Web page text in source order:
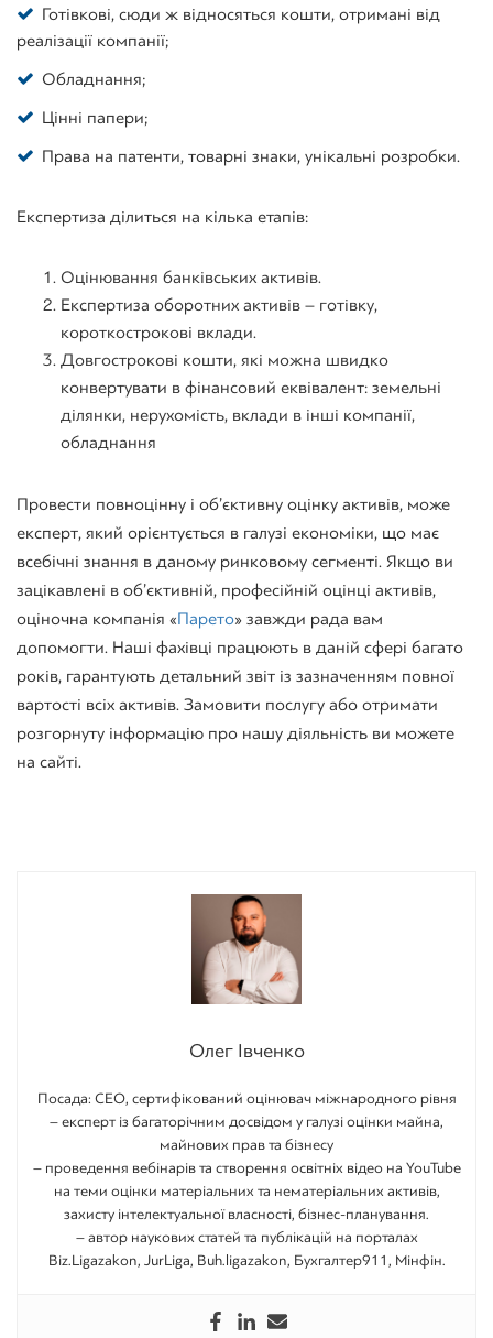
Готівкові, сюди ж відносяться кошти, отримані від
реалізації компанії;
Обладнання;
Цінні папери;
Права на патенти, товарні знаки, унікальні розробки.
Експертиза ділиться на кілька етапів:
Оцінювання банківських активів.
Експертиза оборотних активів – готівку,
короткострокові вклади.
Довгострокові кошти, які можна швидко
конвертувати в фінансовий еквівалент: земельні
ділянки, нерухомість, вклади в інші компанії,
обладнання
Провести повноцінну і об’єктивну оцінку активів, може
експерт, який орієнтується в галузі економіки, що має
всебічні знання в даному ринковому сегменті. Якщо ви
зацікавлені в об’єктивній, професійній оцінці активів,
оціночна компанія «Парето» завжди рада вам
допомогти. Наші фахівці працюють в даній сфері багато
років, гарантують детальний звіт із зазначенням повної
вартості всіх активів. Замовити послугу або отримати
розгорнуту інформацію про нашу діяльність ви можете
на сайті.
Олег Івченко
Посада: CEO, сертифікований оцінювач міжнародного рівня
– експерт із багаторічним досвідом у галузі оцінки майна,
майнових прав та бізнесу
– проведення вебінарів та створення освітніх відео на YouTube
на теми оцінки матеріальних та нематеріальних активів,
захисту інтелектуальної власності, бізнес-планування.
– автор наукових статей та публікацій на порталах
Biz.Ligazakon, JurLiga, Buh.ligazakon, Бухгалтер911, Мінфін.